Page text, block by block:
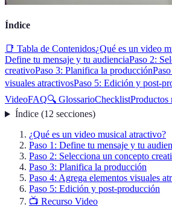
Índice
📑 Tabla de Contenidos¿Qué es un video
Define tu mensaje y tu audienciaPaso 2:
creativoPaso 3: Planifica la producción
visuales atractivosPaso 5: Edición y post-
VideoFAQ🔍 GlossarioChecklistProductos
Índice(12 secciones)
¿Qué es un video musical atractivo?
Paso 1: Define tu mensaje y tu
Paso 2: Selecciona un concepto
Paso 3: Planifica la producción
Paso 4: Agrega elementos visuales
Paso 5: Edición y post-producción
📺 Recurso Video